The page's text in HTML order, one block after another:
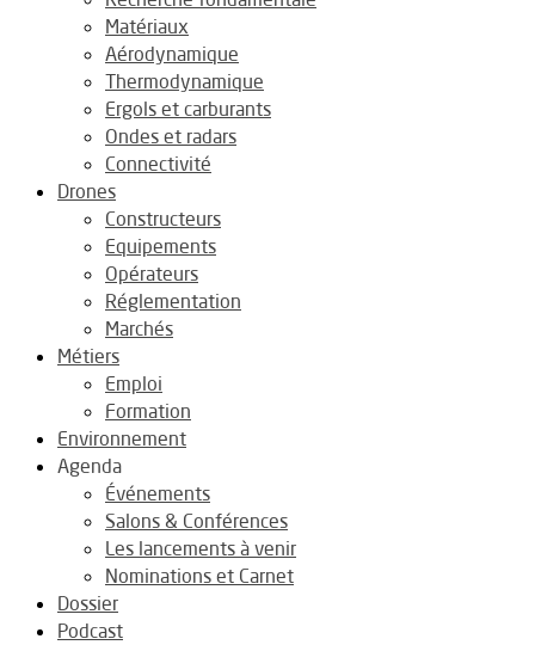
Matériaux
Aérodynamique
Thermodynamique
Ergols et carburants
Ondes et radars
Connectivité
Drones
Constructeurs
Equipements
Opérateurs
Réglementation
Marchés
Métiers
Emploi
Formation
Environnement
Agenda
Événements
Salons & Conférences
Les lancements à venir
Nominations et Carnet
Dossier
Podcast